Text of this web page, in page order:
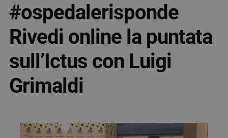
#ospedalerisponde
Rivedi online la puntata
sull’Ictus con Luigi
Grimaldi